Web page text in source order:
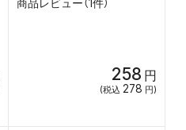
商品レビュー（1件）
258 円
(税込 278 円)